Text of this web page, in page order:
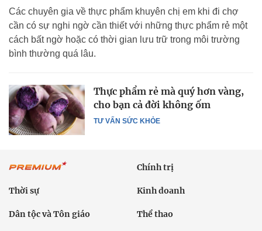
Các chuyên gia về thực phẩm khuyên chị em khi đi chợ
cần có sự nghi ngờ cần thiết với những thực phẩm rẻ một
cách bất ngờ hoặc có thời gian lưu trữ trong môi trường
bình thường quá lâu.
TƯ VẤN SỨC KHỎE
Thực phẩm rẻ mà quý hơn vàng,
cho bạn cả đời không ốm
Chính trị
Thời sự Kinh doanh
Dân tộc và Tôn giáo Thể thao